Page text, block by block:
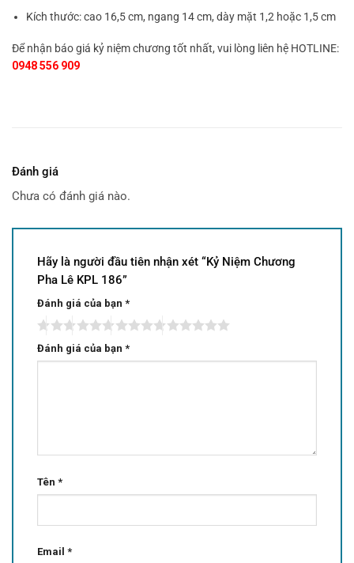
Kích thước: cao 16,5 cm, ngang 14 cm, dày mặt 1,2 hoặc 1,5 cm
Để nhận báo giá kỷ niệm chương tốt nhất, vui lòng liên hệ HOTLINE:
0948 556 909
Đánh giá
Chưa có đánh giá nào.
Hãy là người đầu tiên nhận xét “Kỷ Niệm Chương
Pha Lê KPL 186”
Đánh giá của bạn *
Đánh giá của bạn *
Tên *
Email *